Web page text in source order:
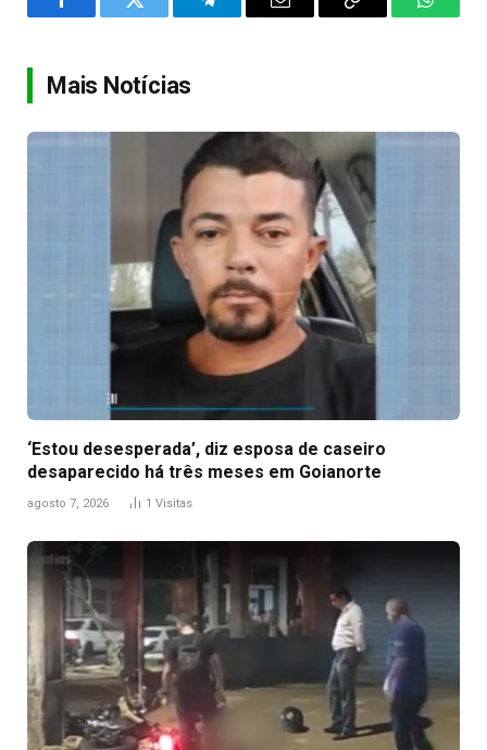
FacebookTwitter TelegramEmail
Copy
Mais Notícias
‘Estou desesperada’, diz esposa de caseiro
desaparecido há três meses em Goianorte
agosto 7, 2026 1 Visitas